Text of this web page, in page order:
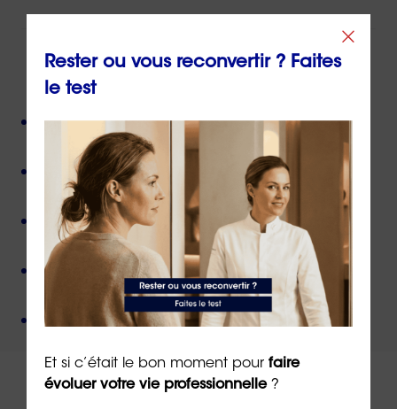
Plus de 800 consultant(e)s expérimenté(e)s
présent(e)s partout en France,
Près de 50 000 personnes accompagnées
depuis
sa création,
Des valeurs humanistes de
bienveillance
et de
non-jugement
Une méthode créée par un docteur en
psychologie,
Un organisme de formationcertifié QUALIOPI
Rester ou vous reconvertir ? Faites
le test
Et si c’était le bon moment pour faire
évoluer votre vie professionnelle?